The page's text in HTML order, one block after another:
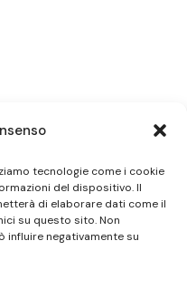
tecnologie come i cookie
del dispositivo. Il
di elaborare dati come il
su questo sito. Non
influire negativamente su